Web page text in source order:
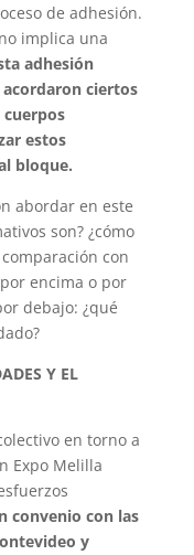
de adhesión.
implica una
adhesión
ciertos
estos
bloque.
abordar en este
son? ¿cómo
con
encima o por
debajo: ¿qué
Y EL
en torno a
Expo Melilla
convenio con las
y